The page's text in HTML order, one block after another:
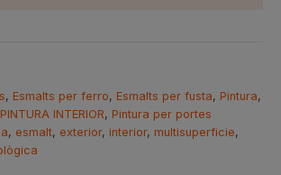
, Esmalts per ferro, Esmalts per fusta, Pintura,
PINTURA INTERIOR, Pintura per portes
, esmalt, exterior, interior, multisuperficie,